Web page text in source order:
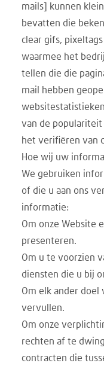
mails] kunnen
bevatten die
clear gifs,
waarmee het
tellen die die
mail hebben
van de
het verifiëren van
Hoe wij uw
We gebruiken
of die u aan ons
informatie:
Om onze Website
presenteren.
Om u te voorzien
diensten die u bij
Om elk ander
vervullen.
Om onze
rechten af te
contracten die